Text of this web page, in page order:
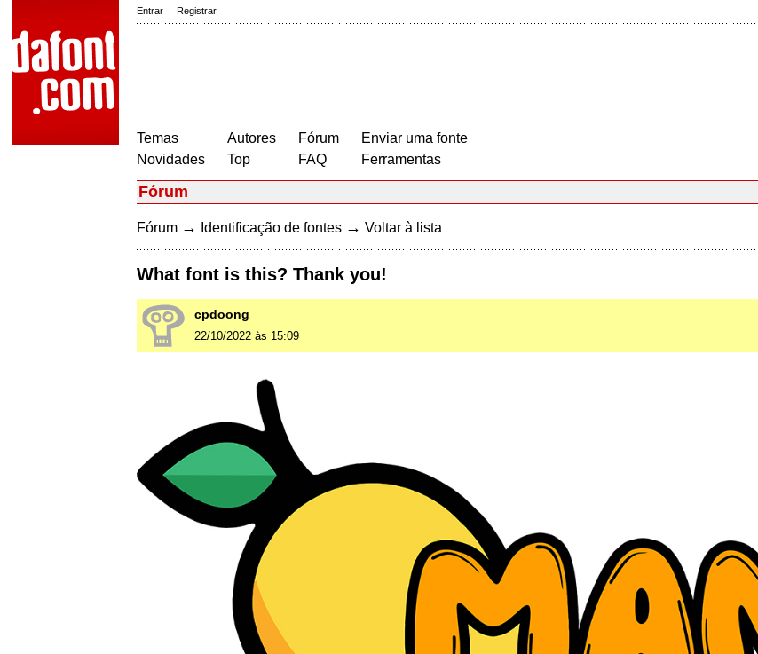
Entrar | Registrar
Temas
Novidades
Autores
Top
Fórum
FAQ
Enviar uma fonte
Ferramentas
Fórum
Fórum → Identificação de fontes → Voltar à lista
What font is this? Thank you!
cpdoong
22/10/2022 às 15:09